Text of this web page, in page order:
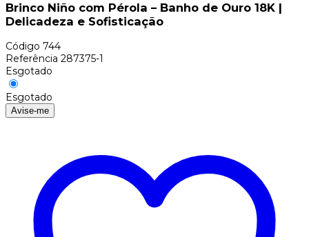
Brinco Niño com Pérola – Banho de Ouro 18K |
Delicadeza e Sofisticação
Código 744
Referência 287375-1
Esgotado
Esgotado
Avise-me